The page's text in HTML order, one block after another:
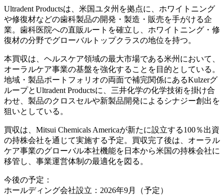
Ultradent Productsは、米国ユタ州を拠点に、ホワイトニング
や修復材などの歯科製品の開発・製造・販売を手がける企
業。歯科医院への直販ルートを確立し、ホワイトニング・修
復材の分野でグローバルトップクラスの地位を持つ。
本買収は、ヘルスケア領域の最大市場である米州において、
オーラルケア事業の基盤を強化することを目的としている。
地域・製品ポートフォリオの両面で補完関係にあるKulzerグ
ループとUltradent Productsに、三井化学の化学技術を掛け合
わせ、製品のクロスセルや新製品開発によるシナジー創出を
狙いとしている。
買収は、Mitsui Chemicals Americaが新たに設立する100％出資
の持株会社を通じて実施する予定。買収完了後は、オーラル
ケア事業のグローバル本社機能を日本から米国の持株会社に
移管し、事業運営体制の最適化を図る。
今後の予定：
ホールディング会社設立：2026年9月（予定）